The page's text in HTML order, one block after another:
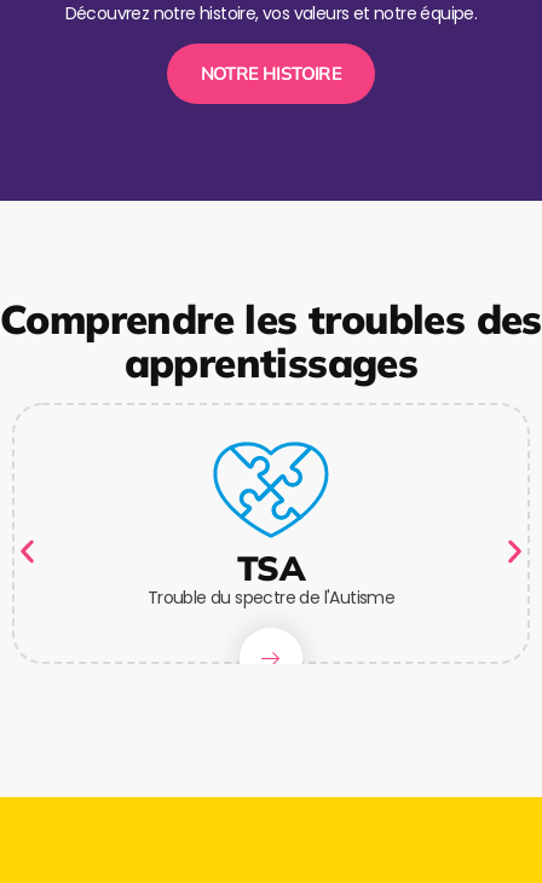
Découvrez notre histoire, vos valeurs et notre équipe.
NOTRE HISTOIRE
Comprendre les troubles des
apprentissages
TSA
Trouble du spectre de l'Autisme